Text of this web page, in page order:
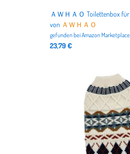
von ＡＷＨＡＯ
gefunden beiAmazon Marketplace
23,79 €